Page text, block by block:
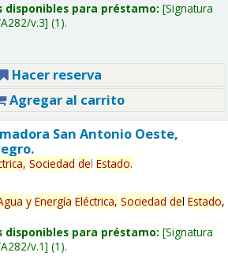
disponibles para préstamo: Signatura
v.3 (1).
Hacer reserva
Agregar al carrito
San Antonio Oeste,
Sociedad del Estado.
y Energía Eléctrica, Sociedad del Estado,
disponibles para préstamo: Signatura
v.1 (1).